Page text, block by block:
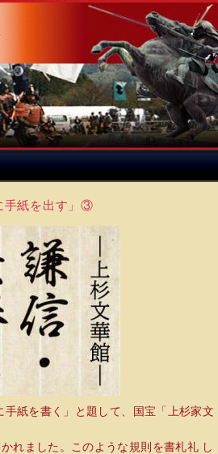
手紙を出す」③
紙を書く」と題して、国宝「上杉家文
れました。このような規則を書札礼 し